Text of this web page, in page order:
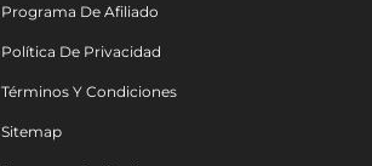
Programa De Afiliado
Política De Privacidad
Términos Y Condiciones
Sitemap